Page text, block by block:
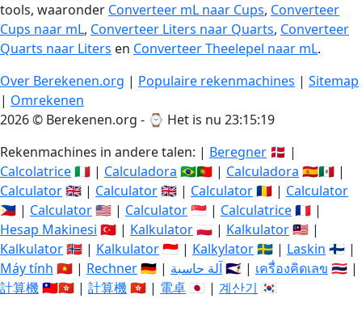
tools, waaronder Converteer mL naar Cups, Converteer
Cups naar mL, Converteer Liters naar Quarts, Converteer
Quarts naar Liters en Converteer Theelepel naar mL.
Over Berekenen.org | Populaire rekenmachines | Sitemap
| Omrekenen
2026 © Berekenen.org - ⌚ Het is nu 23:15:19
Rekenmachines in andere talen: | Beregner 🇩🇰 |
Calcolatrice🇮🇹 | Calculadora 🇧🇷🇵🇹 | Calculadora 🇪🇸🇲🇽 |
Calculator🇬🇧 | Calculator🇬🇧 | Calculator🇷🇴 | Calculator
🇵🇭 | Calculator🇺🇸 | Calculator🇸🇬 | Calculatrice🇫🇷 |
Hesap Makinesi 🇹🇷 | Kalkulator🇵🇱 | Kalkulator🇲🇾 |
Kalkulator🇳🇴 | Kalkulator🇮🇩 | Kalkylator🇸🇪 | Laskin 🇫🇮 |
Máy tính 🇻🇳 | Rechner🇩🇪 | آلة حاسبة🇸🇦 | เครื่องคิดเลข 🇹🇭 |
計算機🇹🇼🇭🇰 | 計算機🇭🇰 | 電卓 🇯🇵 | 계산기 🇰🇷